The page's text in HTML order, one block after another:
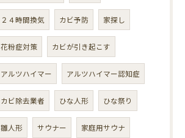
２４時間換気 カビ予防 家探し
花粉症対策 カビが引き起こす
アルツハイマー アルツハイマー認知症
カビ除去業者 ひな人形 ひな祭り
雛人形 サウナー 家庭用サウナ